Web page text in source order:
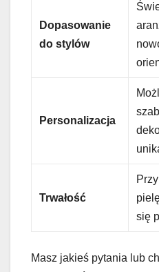
Dopasowanie
do stylów
Personalizacja
Trwałość
się
Masz jakieś pytania lub